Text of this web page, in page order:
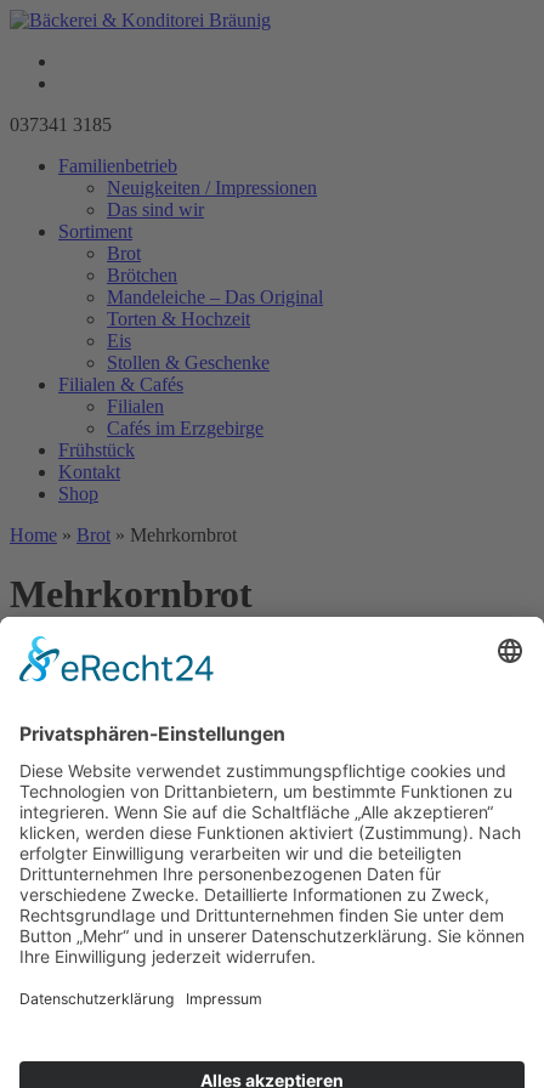
037341 3185
Familienbetrieb
Neuigkeiten / Impressionen
Das sind wir
Sortiment
Brot
Brötchen
Mandeleiche – Das Original
Torten & Hochzeit
Eis
Stollen & Geschenke
Filialen & Cafés
Filialen
Cafés im Erzgebirge
Frühstück
Kontakt
Shop
Home » Brot » Mehrkornbrot
Mehrkornbrot
Zutatenliste:
Sonnenblumenkerne, Dinkelkörner, Sesam, Invertzucker, Gersten-
und Malzmehl, Salz, Hefe, Wasser
Kontakt
Thomas-Mann-Straße 8
09427 Ehrenfriedersdorf
Fon:037341 3185
Fax: 037341 54360
E-Mail:info@baeckerei-braeunig.de
Service
Impressum